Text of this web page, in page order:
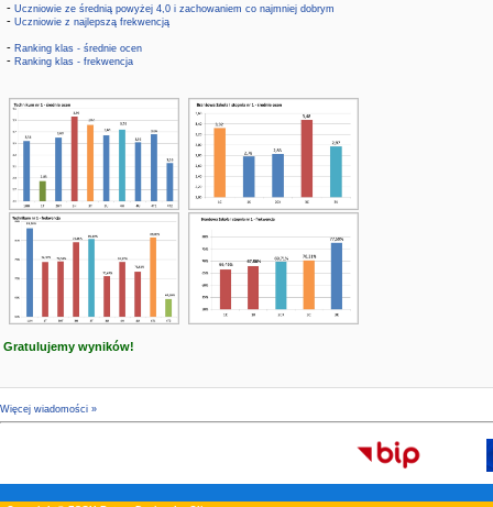
- Uczniowie ze średnią powyżej 4,0 i zachowaniem co najmniej dobrym
- Uczniowie z najlepszą frekwencją
- Ranking klas - średnie ocen
- Ranking klas - frekwencja
Gratulujemy wyników!
Więcej wiadomości »